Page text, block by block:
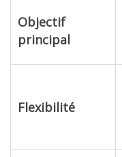
Objectif
principal
Flexibilité